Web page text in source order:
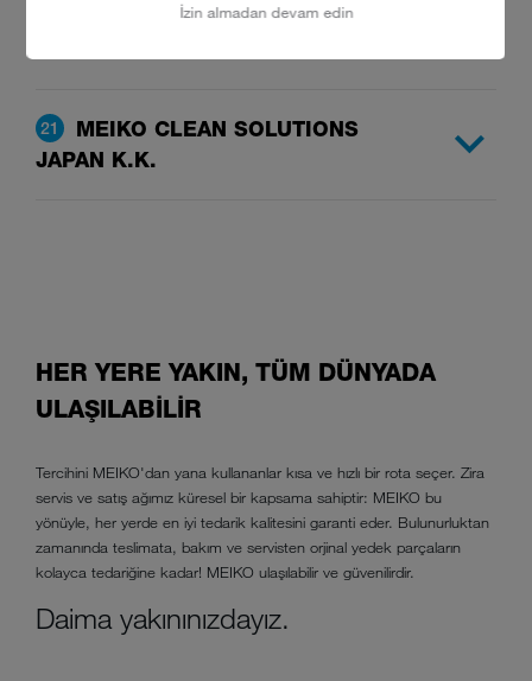
İzin almadan devam edin
MEIKO CLEAN SOLUTIONS
21
MEIKO CLEAN SOLUTIONS
JAPAN K.K.
HER YERE YAKIN, TÜM DÜNYADA
ULAŞILABİLİR
Tercihini MEIKO'dan yana kullananlar kısa ve hızlı bir rota seçer. Zira
servis ve satış ağımız küresel bir kapsama sahiptir: MEIKO bu
yönüyle, her yerde en iyi tedarik kalitesini garanti eder. Bulunurluktan
zamanında teslimata, bakım ve servisten orjinal yedek parçaların
kolayca tedariğine kadar! MEIKO ulaşılabilir ve güvenilirdir.
Daima yakınınızdayız.